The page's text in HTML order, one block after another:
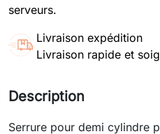
serveurs.
Livraison expédition
Livraison rapide et
Description
Serrure pour demi cylindre